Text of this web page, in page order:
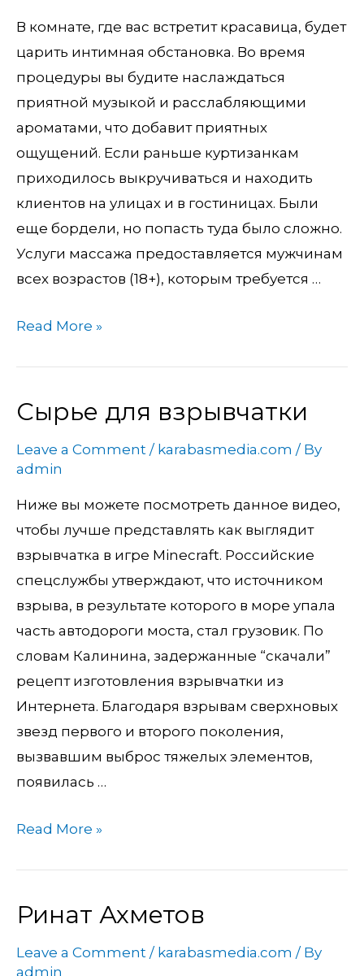
В комнате, где вас встретит красавица, будет
царить интимная обстановка. Во время
процедуры вы будите наслаждаться
приятной музыкой и расслабляющими
ароматами, что добавит приятных
ощущений. Если раньше куртизанкам
приходилось выкручиваться и находить
клиентов на улицах и в гостиницах. Были
еще бордели, но попасть туда было сложно.
Услуги массажа предоставляется мужчинам
всех возрастов (18+), которым требуется …
Read More »
Сырье для взрывчатки
Leave a Comment / karabasmedia.com / By
admin
Ниже вы можете посмотреть данное видео,
чтобы лучше представлять как выглядит
взрывчатка в игре Minecraft. Российские
спецслужбы утверждают, что источником
взрыва, в результате которого в море упала
часть автодороги моста, стал грузовик. По
словам Калинина, задержанные “скачали”
рецепт изготовления взрывчатки из
Интернета. Благодаря взрывам сверхновых
звезд первого и второго поколения,
вызвавшим выброс тяжелых элементов,
появилась …
Сырье
взрывчатки
Read More »
Ринат Ахметов
Leave a Comment / karabasmedia.com / By
admin
Ринат